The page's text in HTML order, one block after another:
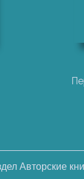
Авторские